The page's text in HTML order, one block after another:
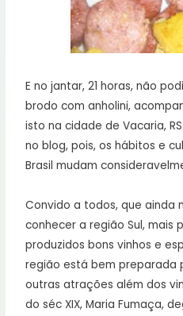
E no jantar, 21 horas, não
brodo com anholini,
isto na cidade de Vacaria,
no blog, pois, os hábitos e
Brasil mudam
Convido a todos, que ainda
conhecer a região Sul, mais
produzidos bons vinhos e
região está bem preparada
outras atrações além dos
do séc XIX, Maria Fumaça,